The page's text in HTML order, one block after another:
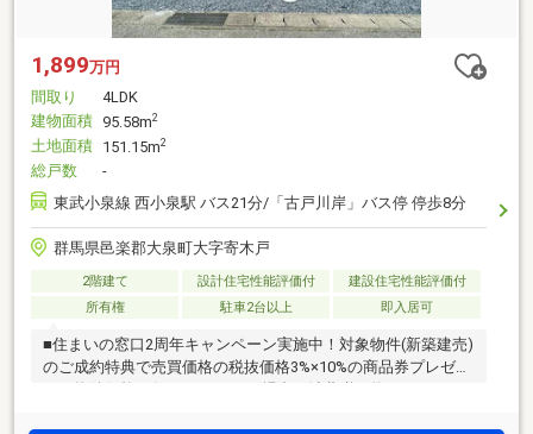
1,899万円
間取り
4LDK
建物面積 95.58m2
土地面積 151.15m2
総戸数
-
東武小泉線 西小泉駅 バス21分/「古戸川岸」バス停 停歩8分
群馬県邑楽郡大泉町大字寄木戸
2階建て 設計住宅性能評価付
建設住宅性能評価付
所有権
駐車2台以上 即入居可
■住まいの窓口2周年キャンペーン実施中！対象物件(新築建売)
のご成約特典で売買価格の税抜価格3%×10%の商品券プレゼン